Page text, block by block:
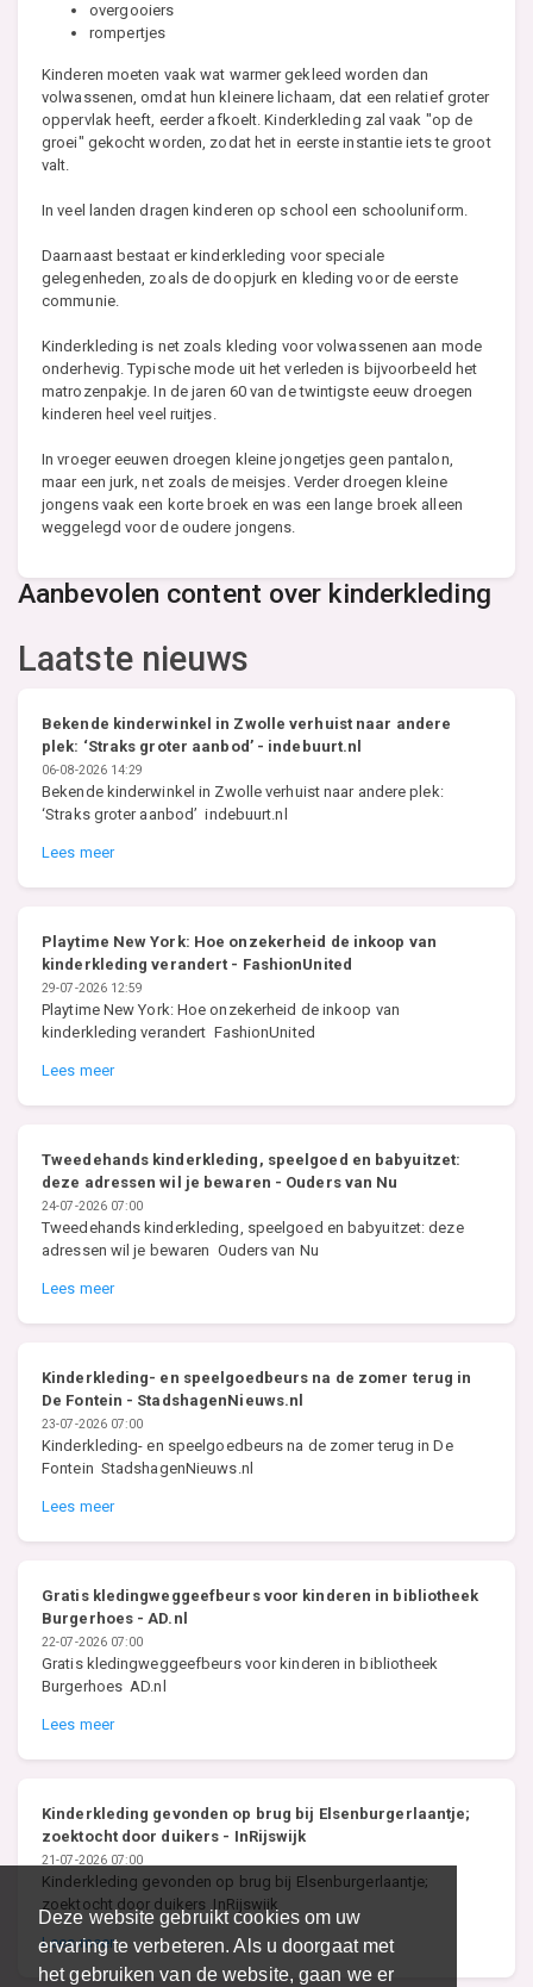
Deze website gebruikt cookies om uw
ervaring te verbeteren. Als u doorgaat met
het gebruiken van de website, gaan we er
overgooiers
rompertjes
Kinderen moeten vaak wat warmer gekleed worden dan
volwassenen, omdat hun kleinere lichaam, dat een relatief groter
oppervlak heeft, eerder afkoelt. Kinderkleding zal vaak "op de
groei" gekocht worden, zodat het in eerste instantie iets te groot
valt.
In veel landen dragen kinderen op school een schooluniform.
Daarnaast bestaat er kinderkleding voor speciale
gelegenheden, zoals de doopjurk en kleding voor de eerste
communie.
Kinderkleding is net zoals kleding voor volwassenen aan mode
onderhevig. Typische mode uit het verleden is bijvoorbeeld het
matrozenpakje. In de jaren 60 van de twintigste eeuw droegen
kinderen heel veel ruitjes.
In vroeger eeuwen droegen kleine jongetjes geen pantalon,
maar een jurk, net zoals de meisjes. Verder droegen kleine
jongens vaak een korte broek en was een lange broek alleen
weggelegd voor de oudere jongens.
Aanbevolen content over kinderkleding
Laatste nieuws
Bekende kinderwinkel in Zwolle verhuist naar andere
plek: ‘Straks groter aanbod’ - indebuurt.nl
06-08-2026 14:29
Bekende kinderwinkel in Zwolle verhuist naar andere plek:
‘Straks groter aanbod’ indebuurt.nl
Lees meer
Playtime New York: Hoe onzekerheid de inkoop van
kinderkleding verandert - FashionUnited
29-07-2026 12:59
Playtime New York: Hoe onzekerheid de inkoop van
kinderkleding verandert FashionUnited
Lees meer
Tweedehands kinderkleding, speelgoed en babyuitzet:
deze adressen wil je bewaren - Ouders van Nu
24-07-2026 07:00
Tweedehands kinderkleding, speelgoed en babyuitzet: deze
adressen wil je bewaren Ouders van Nu
Lees meer
Kinderkleding- en speelgoedbeurs na de zomer terug in
De Fontein - StadshagenNieuws.nl
23-07-2026 07:00
Kinderkleding- en speelgoedbeurs na de zomer terug in De
Fontein StadshagenNieuws.nl
Lees meer
Gratis kledingweggeefbeurs voor kinderen in bibliotheek
Burgerhoes - AD.nl
22-07-2026 07:00
Gratis kledingweggeefbeurs voor kinderen in bibliotheek
Burgerhoes AD.nl
Lees meer
Kinderkleding gevonden op brug bij Elsenburgerlaantje;
zoektocht door duikers - InRijswijk
21-07-2026 07:00
Kinderkleding gevonden op brug bij Elsenburgerlaantje;
zoektocht door duikers InRijswijk
Lees meer